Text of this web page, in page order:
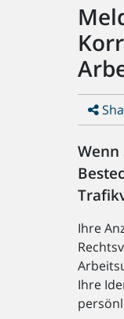
Ihre
Ihre